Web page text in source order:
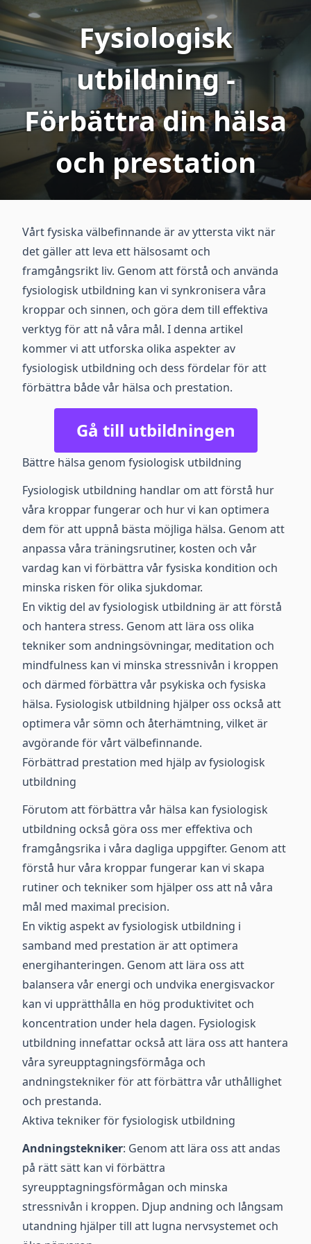
Fysiologisk
utbildning -
Förbättra din hälsa
och prestation
Vårt fysiska välbefinnande är av yttersta vikt när
det gäller att leva ett hälsosamt och
framgångsrikt liv. Genom att förstå och använda
fysiologisk utbildning kan vi synkronisera våra
kroppar och sinnen, och göra dem till effektiva
verktyg för att nå våra mål. I denna artikel
kommer vi att utforska olika aspekter av
fysiologisk utbildning och dess fördelar för att
förbättra både vår hälsa och prestation.
Gå till utbildningen
Bättre hälsa genom fysiologisk utbildning
Fysiologisk utbildning handlar om att förstå hur
våra kroppar fungerar och hur vi kan optimera
dem för att uppnå bästa möjliga hälsa. Genom att
anpassa våra träningsrutiner, kosten och vår
vardag kan vi förbättra vår fysiska kondition och
minska risken för olika sjukdomar.
En viktig del av fysiologisk utbildning är att förstå
och hantera stress. Genom att lära oss olika
tekniker som andningsövningar, meditation och
mindfulness kan vi minska stressnivån i kroppen
och därmed förbättra vår psykiska och fysiska
hälsa. Fysiologisk utbildning hjälper oss också att
optimera vår sömn och återhämtning, vilket är
avgörande för vårt välbefinnande.
Förbättrad prestation med hjälp av fysiologisk
utbildning
Förutom att förbättra vår hälsa kan fysiologisk
utbildning också göra oss mer effektiva och
framgångsrika i våra dagliga uppgifter. Genom att
förstå hur våra kroppar fungerar kan vi skapa
rutiner och tekniker som hjälper oss att nå våra
mål med maximal precision.
En viktig aspekt av fysiologisk utbildning i
samband med prestation är att optimera
energihanteringen. Genom att lära oss att
balansera vår energi och undvika energisvackor
kan vi upprätthålla en hög produktivitet och
koncentration under hela dagen. Fysiologisk
utbildning innefattar också att lära oss att hantera
våra syreupptagningsförmåga och
andningstekniker för att förbättra vår uthållighet
och prestanda.
Aktiva tekniker för fysiologisk utbildning
Andningstekniker: Genom att lära oss att andas
på rätt sätt kan vi förbättra
syreupptagningsförmågan och minska
stressnivån i kroppen. Djup andning och långsam
utandning hjälper till att lugna nervsystemet och